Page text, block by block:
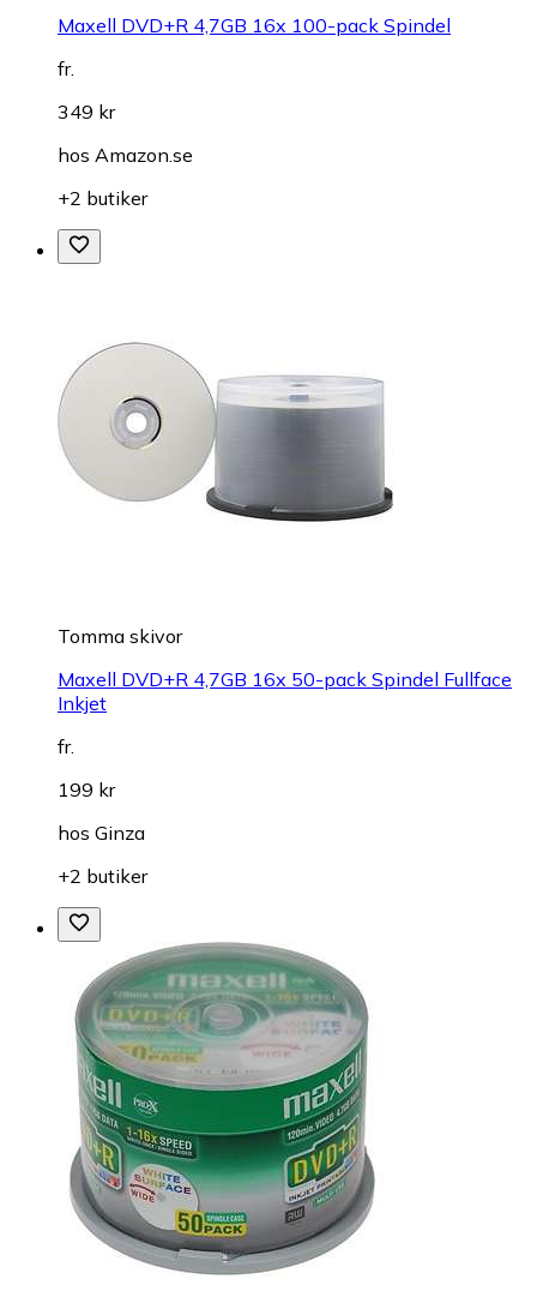
Maxell DVD+R 4,7GB 16x 100-pack Spindel
fr.
349 kr
hos Amazon.se
+2 butiker
Tomma skivor
Maxell DVD+R 4,7GB 16x 50-pack Spindel Fullface
Inkjet
fr.
199 kr
hos Ginza
+2 butiker